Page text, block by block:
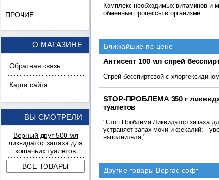
ПРОЧИЕ
О МАГАЗИНЕ
Обратная связь
Карта сайта
ВЫ СМОТРЕЛИ
Верный друг 500 мл
ликвидатор запаха для
кошачьих туалетов
Комплекс необходимых витаминов и
обменные процессы в организме
Ближайшие по цене
Антисепт 100 мл спрей
Спрей бесспиртовой с
STOP-ПРОБЛЕМА 350 г
туалетов
"Стоп Проблема Ликвидатор запаха
устраняет запах мочи и фекалий; -
наполнителя;"
Другие товары Вергас софт